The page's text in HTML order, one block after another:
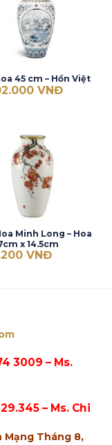
45 cm – Hồn Việt
VNĐ
Minh Long – Hoa
x 14.5cm
VNĐ
3009 – Ms.
– Ms. Chi
Mạng Tháng 8,